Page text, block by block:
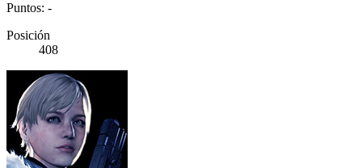
Puntos: -
Posición
408